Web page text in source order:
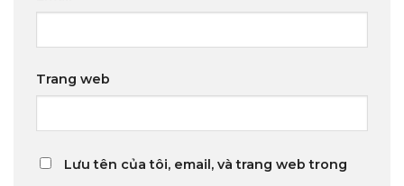
Trang web
Lưu tên của tôi, email, và trang web trong